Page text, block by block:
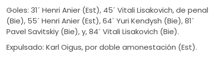
Goles: 31´ Henri Anier (Est), 45´ Vitali Lisakovich, de penal
(Bie), 55´ Henri Anier (Est), 64´ Yuri Kendysh (Bie), 81´
Pavel Savitskiy (Bie), y, 84´ Vitali Lisakovich (Bie).
Expulsado: Karl Oigus, por doble amonestación (Est).